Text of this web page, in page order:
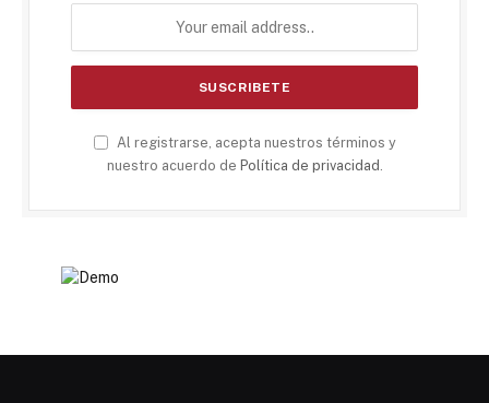
Al registrarse, acepta nuestros términos y
nuestro acuerdo de Política de privacidad